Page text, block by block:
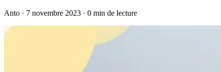
Anto · 7 novembre 2023 · 0 min de lecture